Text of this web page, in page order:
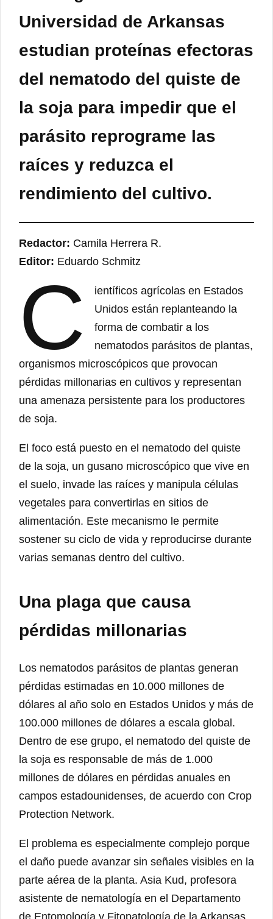
Universidad de Arkansas
estudian proteínas efectoras
del nematodo del quiste de
la soja para impedir que el
parásito reprograme las
raíces y reduzca el
rendimiento del cultivo.
Redactor: Camila Herrera R.
Editor: Eduardo Schmitz
C
ientíficos agrícolas en Estados
Unidos están replanteando la
forma de combatir a los
nematodos parásitos de plantas,
organismos microscópicos que provocan
pérdidas millonarias en cultivos y representan
una amenaza persistente para los productores
de soja.
El foco está puesto en el nematodo del quiste
de la soja, un gusano microscópico que vive en
el suelo, invade las raíces y manipula células
vegetales para convertirlas en sitios de
alimentación. Este mecanismo le permite
sostener su ciclo de vida y reproducirse durante
varias semanas dentro del cultivo.
Una plaga que causa
pérdidas millonarias
Los nematodos parásitos de plantas generan
pérdidas estimadas en 10.000 millones de
dólares al año solo en Estados Unidos y más de
100.000 millones de dólares a escala global.
Dentro de ese grupo, el nematodo del quiste de
la soja es responsable de más de 1.000
millones de dólares en pérdidas anuales en
campos estadounidenses, de acuerdo con Crop
Protection Network.
El problema es especialmente complejo porque
el daño puede avanzar sin señales visibles en la
parte aérea de la planta. Asia Kud, profesora
asistente de nematología en el Departamento